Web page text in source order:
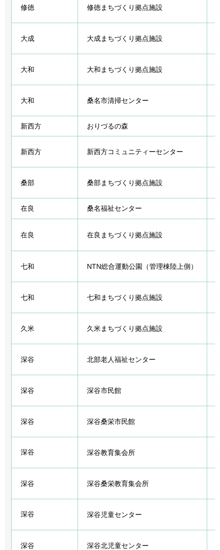
修徳 修徳まちづくり拠点施設
大成 大成まちづくり拠点施設
大和 大和まちづくり拠点施設
大和 桑名市清掃センター
新西方 おりづるの森
新西方 新西方コミュニティーセンター
桑部 桑部まちづくり拠点施設
在良 桑名福祉センター
在良 在良まちづくり拠点施設
七和 NTN総合運動公園（管理棟陸上側）
七和 七和まちづくり拠点施設
久米 久米まちづくり拠点施設
深谷 北部老人福祉センター
深谷 深谷市民館
深谷 深谷桑栄市民館
深谷 深谷教育集会所
深谷 深谷桑栄教育集会所
深谷 深谷児童センター
深谷 深谷北児童センター